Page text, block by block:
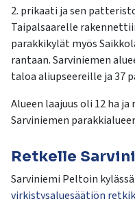
2. prikaati ja sen
Taipalsaarelle
parakkikylät myös
rantaan. Sarviniemen
taloa aliupseereille ja 37
Alueen laajuus oli 12 ha
Sarviniemen
Retkelle
Sarviniemi Peltoin
virkistysaluesäätiön